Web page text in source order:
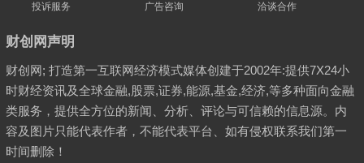
投诉服务 广告咨询 洽谈合作
财创网声明
财创网; 打造第一互联网经济模式媒体创建于2002年:提供7X24小
时财经资讯及全球金融,股票,证券,能源,基金,经济,等多种面向金融
类服务，提供全方位的新闻、分析、评论与可信赖的信息源。内
容及图片只能代表作者，不能代表平台、如有侵权联系我们第一
时间删除！